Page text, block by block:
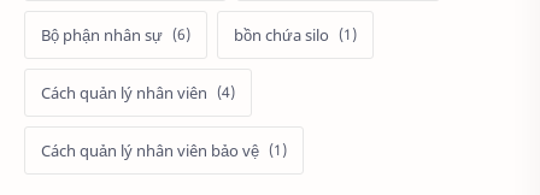
Bộ phận nhân sự bồn chứa silo
Cách quản lý nhân viên
Cách quản lý nhân viên bảo vệ